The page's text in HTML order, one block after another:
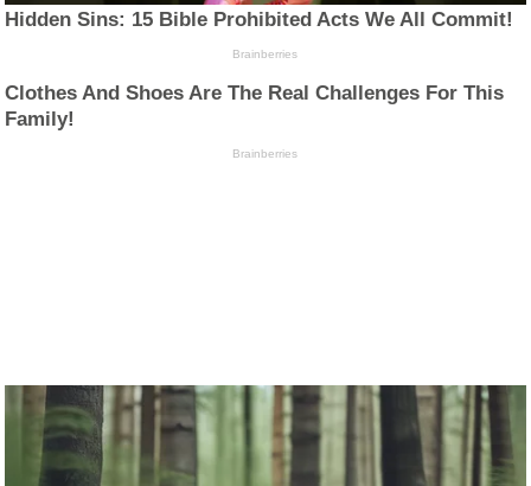
Hidden Sins: 15 Bible Prohibited Acts We All Commit!
Brainberries
Clothes And Shoes Are The Real Challenges For This
Family!
Brainberries